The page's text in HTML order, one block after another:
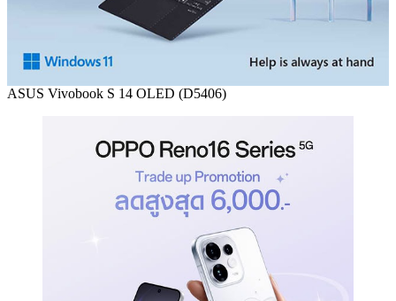
ASUS Vivobook S 14 OLED (D5406)